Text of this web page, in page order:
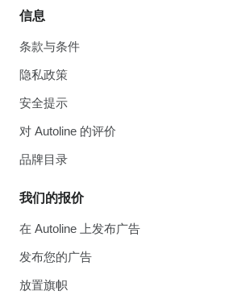
信息
条款与条件
隐私政策
安全提示
对 Autoline 的评价
品牌目录
我们的报价
在 Autoline 上发布广告
发布您的广告
放置旗帜